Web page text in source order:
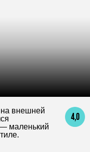
4,0
внешней
маленький